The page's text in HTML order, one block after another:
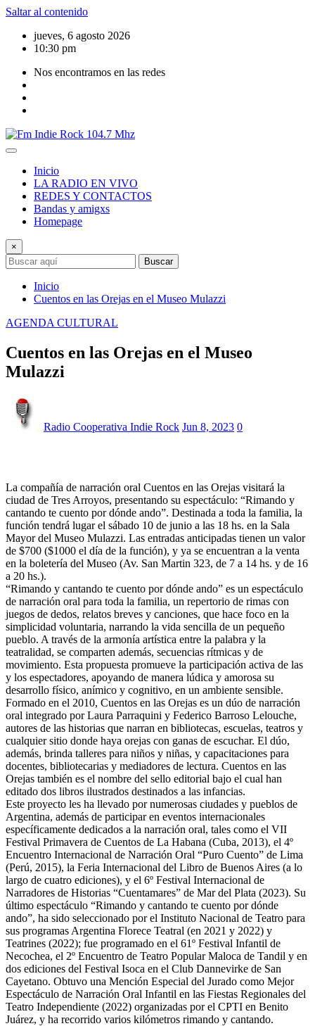
Saltar al contenido
jueves, 6 agosto 2026
10:30 pm
Nos encontramos en las redes
Inicio
LA RADIO EN VIVO
REDES Y CONTACTOS
Bandas y amigxs
Homepage
×
Buscar
Inicio
Cuentos en las Orejas en el Museo Mulazzi
AGENDA CULTURAL
Cuentos en las Orejas en el Museo
Mulazzi
Radio Cooperativa Indie Rock Jun 8, 2023 0
La compañía de narración oral Cuentos en las Orejas visitará la
ciudad de Tres Arroyos, presentando su espectáculo: “Rimando y
cantando te cuento por dónde ando”. Destinada a toda la familia, la
función tendrá lugar el sábado 10 de junio a las 18 hs. en la Sala
Mayor del Museo Mulazzi. Las entradas anticipadas tienen un valor
de $700 ($1000 el día de la función), y ya se encuentran a la venta
en la boletería del Museo (Av. San Martin 323, de 7 a 14 hs. y de 16
a 20 hs.).
“Rimando y cantando te cuento por dónde ando” es un espectáculo
de narración oral para toda la familia, un repertorio de rimas con
juegos de dedos, relatos breves y canciones, que hace foco en la
simplicidad voluntaria, narrando la vida sencilla de un pequeño
pueblo. A través de la armonía artística entre la palabra y la
teatralidad, se comparten además, secuencias rítmicas y de
movimiento. Esta propuesta promueve la participación activa de las
y los espectadores, apoyando de manera lúdica y amorosa su
desarrollo físico, anímico y cognitivo, en un ambiente sensible.
Formado en el 2010, Cuentos en las Orejas es un dúo de narración
oral integrado por Laura Parraquini y Federico Barroso Lelouche,
autores de las historias que narran en bibliotecas, escuelas, teatros y
cualquier sitio donde haya orejas con ganas de escuchar. El dúo,
además, brinda talleres para niños y niñas, y capacitaciones para
docentes, bibliotecarias y mediadores de lectura. Cuentos en las
Orejas también es el nombre del sello editorial bajo el cual han
editado dos libros ilustrados destinados a las infancias.
Este proyecto les ha llevado por numerosas ciudades y pueblos de
Argentina, además de participar en eventos internacionales
específicamente dedicados a la narración oral, tales como el VII
Festival Primavera de Cuentos de La Habana (Cuba, 2013), el 4º
Encuentro Internacional de Narración Oral “Puro Cuento” de Lima
(Perú, 2015), la Feria Internacional del Libro de Buenos Aires (a lo
largo de cuatro ediciones), y el 6º Festival Internacional de
Narradores de Historias “Cuentamares” de Mar del Plata (2023). Su
último espectáculo “Rimando y cantando te cuento por dónde
ando”, ha sido seleccionado por el Instituto Nacional de Teatro para
sus programas Argentina Florece Teatral (en 2021 y 2022) y
Teatrines (2022); fue programado en el 61º Festival Infantil de
Necochea, el 2º Encuentro de Teatro Popular Maloca de Tandil y en
dos ediciones del Festival Isoca en el Club Dannevirke de San
Cayetano. Obtuvo una Mención Especial del Jurado como Mejor
Espectáculo de Narración Oral Infantil en las Fiestas Regionales del
Teatro Independiente (2022) organizadas por el CPTI en Benito
Juárez, y ha recorrido varios kilómetros rimando y cantando.